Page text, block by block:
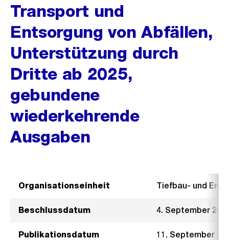
Transport und
Entsorgung von Abfällen,
Unterstützung durch
Dritte ab 2025,
gebundene
wiederkehrende
Ausgaben
Organisationseinheit Tiefbau- und
Beschlussdatum 4. September
Publikationsdatum 11. September